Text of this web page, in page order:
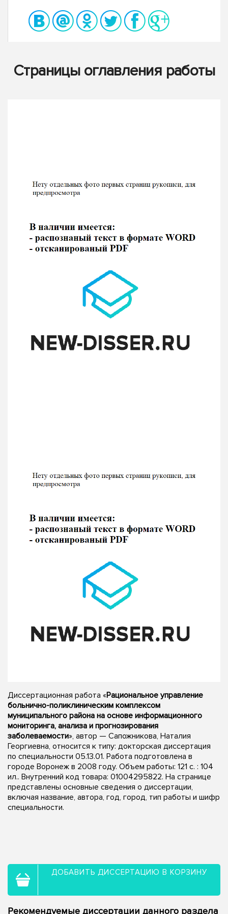
Страницы оглавления работы
Диссертационная работа «Рациональное управление
больнично-поликлиническим комплексом
муниципального района на основе информационного
мониторинга, анализа и прогнозирования
заболеваемости», автор — Сапожникова, Наталия
Георгиевна, относится к типу: докторская диссертация
по специальности 05.13.01. Работа подготовлена в
городе Воронеж в 2008 году. Объем работы: 121 с. : 104
ил.. Внутренний код товара: 01004295822. На странице
представлены основные сведения о диссертации,
включая название, автора, год, город, тип работы и шифр
специальности.
ДОБАВИТЬ ДИССЕРТАЦИЮ В КОРЗИНУ
Рекомендуемые диссертации данного раздела